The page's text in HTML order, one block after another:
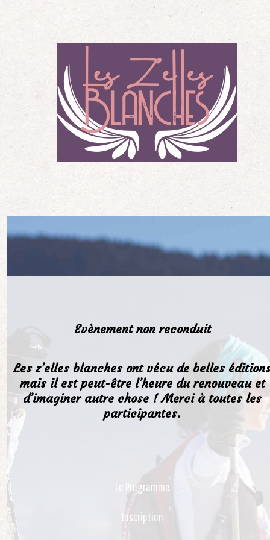
Evènement non reconduit
Les z’elles blanches ont vécu de belles
mais il est peut-être l’heure du renouveau et
d’imaginer autre chose ! Merci à toutes les
participantes.
Le Programme
Inscription